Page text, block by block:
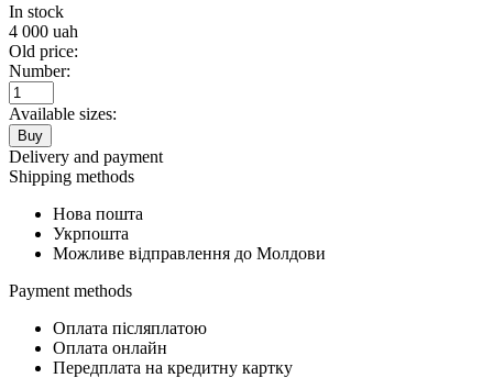
In stock
4 000 uah
Old price:
Number:
Available sizes:
Buy
Delivery and payment
Shipping methods
Нова пошта
Укрпошта
Можливе відправлення до Молдови
Payment methods
Оплата післяплатою
Оплата онлайн
Передплата на кредитну картку